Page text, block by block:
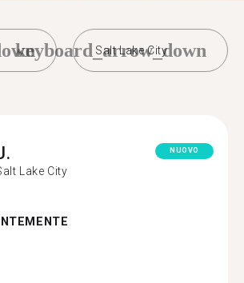
Salt Lake City
keyboard_arrow_down
Lake City
NUOVO